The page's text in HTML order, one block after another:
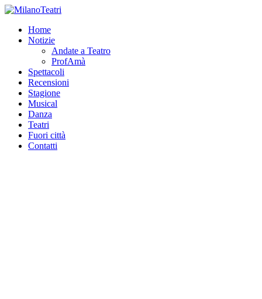
Home
Notizie
Andate a Teatro
ProfAmà
Spettacoli
Recensioni
Stagione
Musical
Danza
Teatri
Fuori città
Contatti